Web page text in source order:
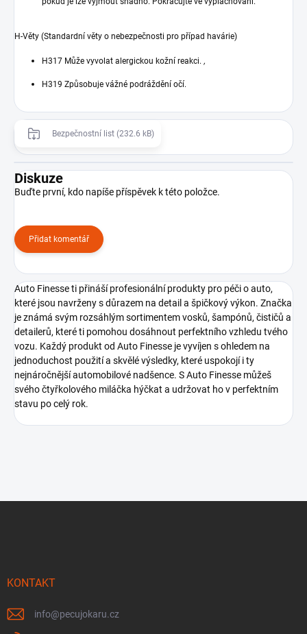
H-Věty (Standardní věty o nebezpečnosti pro případ havárie)
H317 Může vyvolat alergickou kožní reakci. ,
H319 Způsobuje vážné podráždění očí.
Bezpečnostní list (232.6 kB)
Diskuze
Buďte první, kdo napíše příspěvek k této položce.
Přidat komentář
Auto Finesse ti přináší profesionální produkty pro péči o auto,
které jsou navrženy s důrazem na detail a špičkový výkon. Značka
je známá svým rozsáhlým sortimentem vosků, šampónů, čističů a
detailerů, které ti pomohou dosáhnout perfektního vzhledu tvého
vozu. Každý produkt od Auto Finesse je vyvíjen s ohledem na
jednoduchost použití a skvělé výsledky, které uspokojí i ty
nejnáročnější automobilové nadšence. S Auto Finesse můžeš
svého čtyřkolového miláčka hýčkat a udržovat ho v perfektním
stavu po celý rok.
KONTAKT
info@pecujokaru.cz